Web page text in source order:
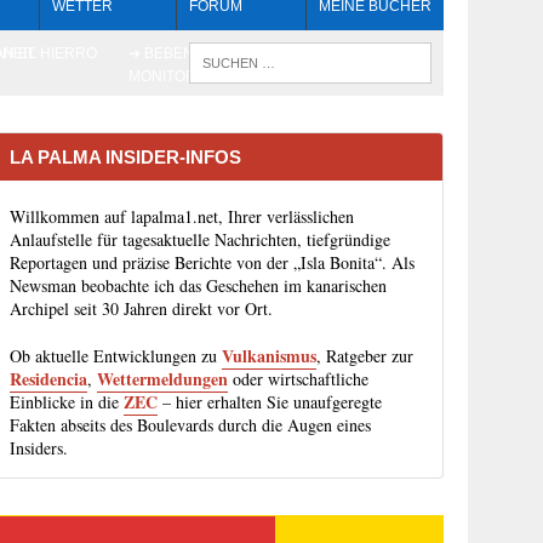
WETTER FORUM MEINE BÜCHER
LA PALMA INSIDER-INFOS
Willkommen auf lapalma1.net, Ihrer verlässlichen
Anlaufstelle für tagesaktuelle Nachrichten, tiefgründige
Reportagen und präzise Berichte von der „Isla Bonita“. Als
Newsman beobachte ich das Geschehen im kanarischen
Archipel seit 30 Jahren direkt vor Ort.
Ob aktuelle Entwicklungen zuVulkanismus, Ratgeber zur
Residencia,Wettermeldungen oder wirtschaftliche
Einblicke in dieZEC – hier erhalten Sie unaufgeregte
Fakten abseits des Boulevards durch die Augen eines
Insiders.